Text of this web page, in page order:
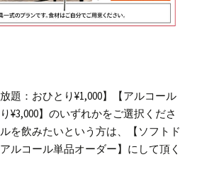
題：おひとり¥1,000】【アルコール
¥3,000】のいずれかをご選択くださ
を飲みたいという方は、【ソフトド
ルコール単品オーダー】にして頂く